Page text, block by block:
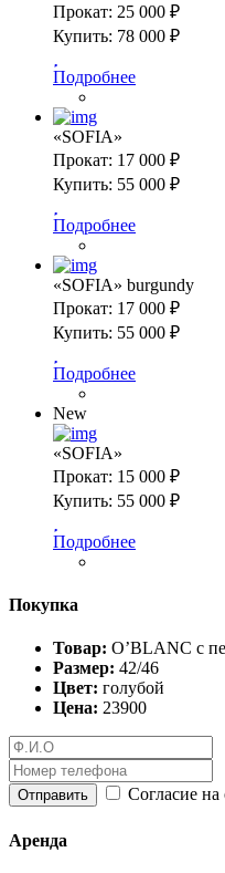
Прокат: 25 000 ₽
Купить: 78 000 ₽
Подробнее
«SOFIA»
Прокат: 17 000 ₽
Купить: 55 000 ₽
Подробнее
«SOFIA» burgundy
Прокат: 17 000 ₽
Купить: 55 000 ₽
Подробнее
New
«SOFIA»
Прокат: 15 000 ₽
Купить: 55 000 ₽
Подробнее
Покупка
Товар: O’BLANC с
Размер: 42/46
Цвет: голубой
Цена: 23900
Отправить Согласие
Аренда